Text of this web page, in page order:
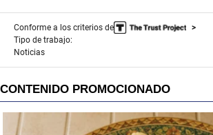
Conforme a los criterios de
Tipo de trabajo:
Noticias